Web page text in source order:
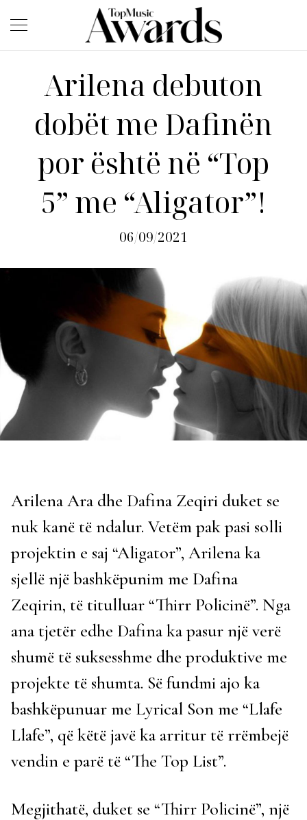
Arilena debuton
dobët me Dafinën
por është në “Top
5” me “Aligator”!
06/09/2021
Arilena Ara dhe Dafina Zeqiri duket se
nuk kanë të ndalur. Vetëm pak pasi solli
projektin e saj “Aligator”, Arilena ka
sjellë një bashkëpunim me Dafina
Zeqirin, të titulluar “Thirr Policinë”. Nga
ana tjetër edhe Dafina ka pasur një verë
shumë të suksesshme dhe produktive me
projekte të shumta. Së fundmi ajo ka
bashkëpunuar me Lyrical Son me “Llafe
Llafe”, që këtë javë ka arritur të rrëmbejë
vendin e parë të “The Top List”.
Megjithatë, duket se “Thirr Policinë”, një